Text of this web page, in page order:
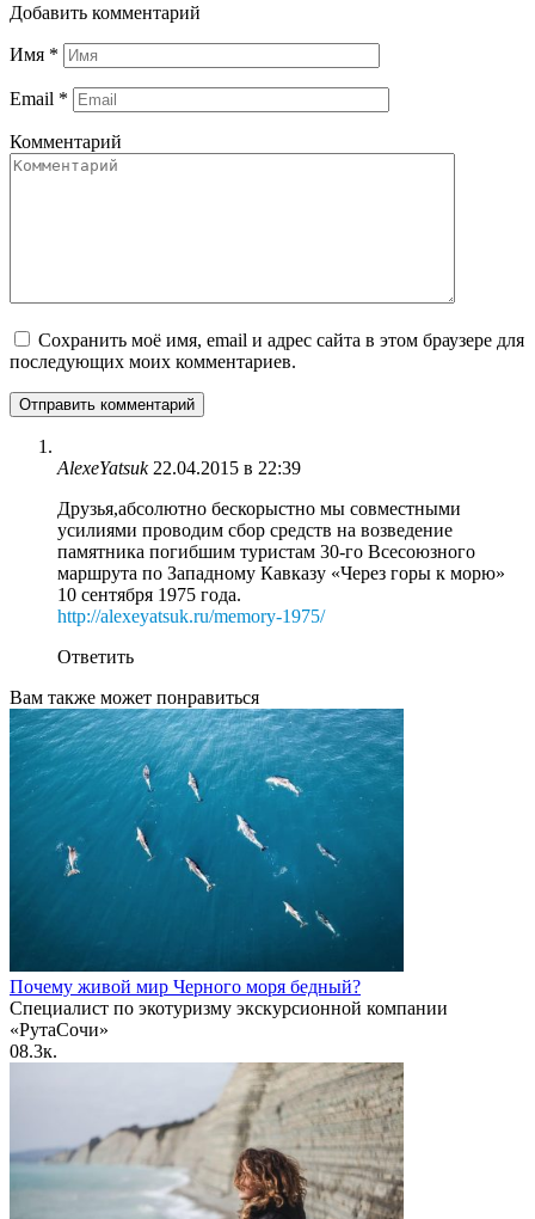
Добавить комментарий
Имя *
Email *
Комментарий
Сохранить моё имя, email и адрес сайта в этом браузере для
последующих моих комментариев.
AlexeYatsuk 22.04.2015 в 22:39
Друзья,абсолютно бескорыстно мы совместными
усилиями проводим сбор средств на возведение
памятника погибшим туристам 30-го Всесоюзного
маршрута по Западному Кавказу «Через горы к морю»
10 сентября 1975 года.
http://alexeyatsuk.ru/memory-1975/
Ответить
Вам также может понравиться
Почему живой мир Черного моря бедный?
Специалист по экотуризму экскурсионной компании
«РутаСочи»
08.3к.